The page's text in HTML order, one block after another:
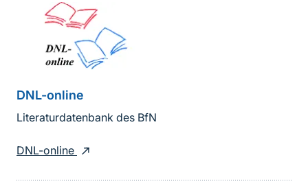
DNL-online
Literaturdatenbank des BfN
DNL-online